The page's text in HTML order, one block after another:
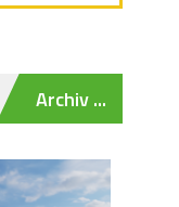
Archiv ...